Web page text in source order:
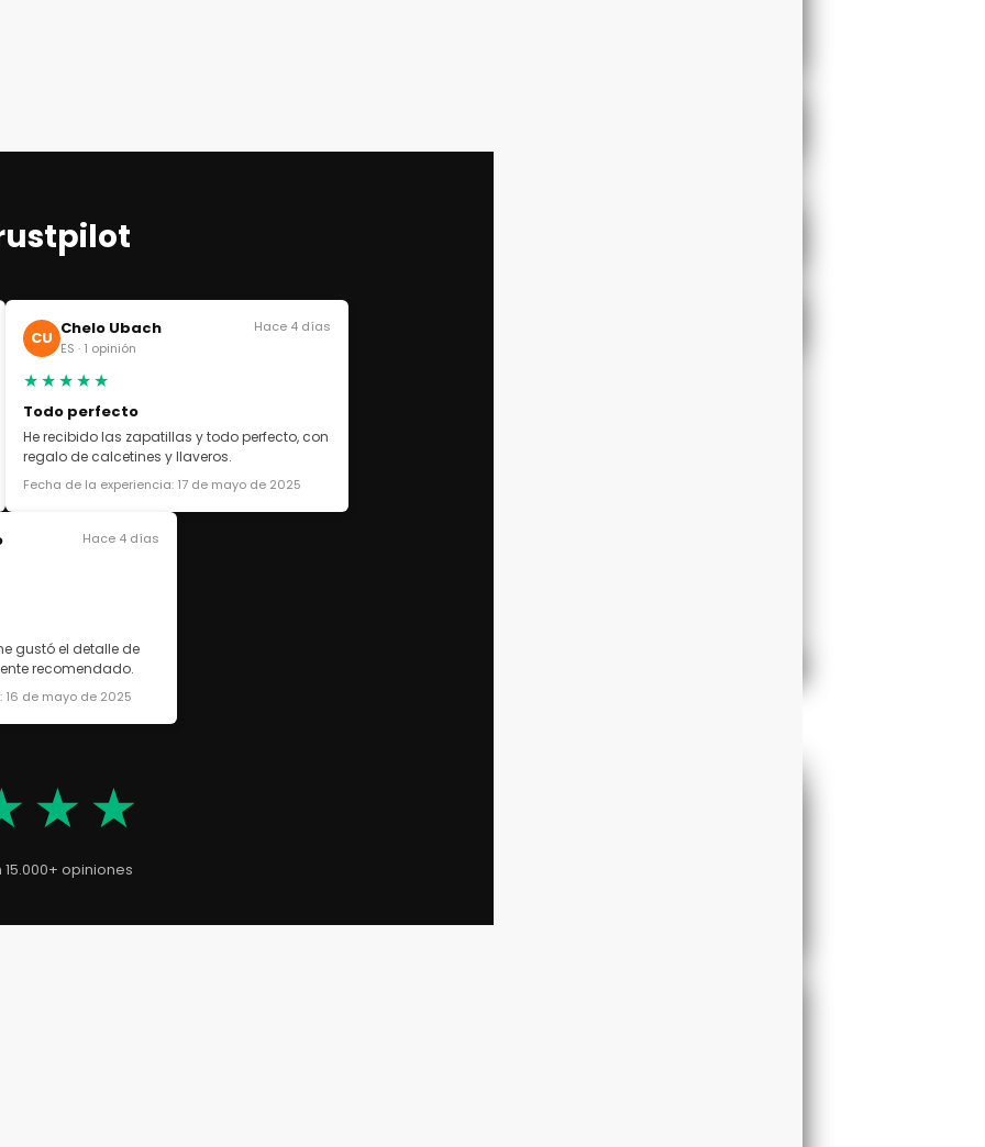
CU Chelo Ubach
ES · 1 opinión
Hace 4 días
★★★★★
Todo perfecto
He recibido las zapatillas y todo perfecto, con
regalo de calcetines y llaveros.
Fecha de la experiencia: 17 de mayo de 2025
Hace 4 días
gustó el detalle de
recomendado.
16 de mayo de 2025
15.000+ opiniones